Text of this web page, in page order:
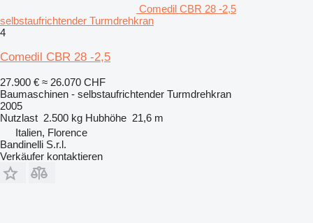
Comedil CBR 28 -2,5
selbstaufrichtender Turmdrehkran
4
Comedil CBR 28 -2,5
27.900 € ≈ 26.070 CHF
Baumaschinen - selbstaufrichtender Turmdrehkran
2005
Nutzlast 2.500 kg Hubhöhe 21,6 m
Italien, Florence
Bandinelli S.r.l.
Verkäufer kontaktieren